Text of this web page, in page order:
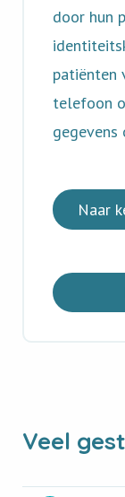
door hun
patiënten
telefoon
gegevens
Naar
Veel